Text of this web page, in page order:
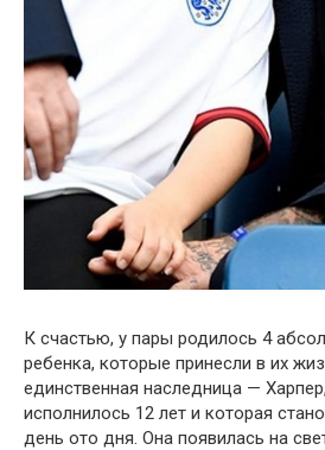
К счастью, у пары родилось 4
ребенка, которые принесли в их
единственная наследница —
исполнилось 12 лет и которая
день ото дня. Она появилась на